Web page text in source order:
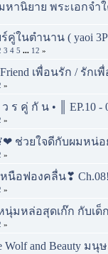
หานิยาย พระเอกจำ
ร์คู่ในตำนาน ( yaoi
3 4 5 ... 12 »
เพื่อนรัก / รักเ
»
ว ร คู่ กั น • ║ EP.10 -
»
ช่วยใจดีกับผมหน่อย
»
นือฟองคลื่น❣︎
»
นุ่มหล่อสุดเก๊ก กับเ
»
Wolf and Beauty ม